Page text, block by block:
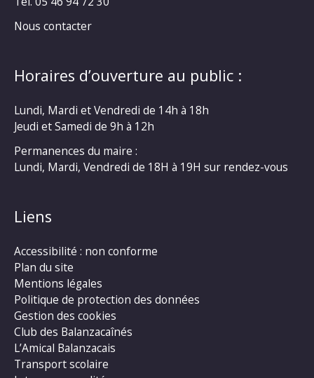
Nous contacter
Horaires d’ouverture au public :
Lundi, Mardi et Vendredi de 14h à 18h
Jeudi et Samedi de 9h à 12h
Permanences du maire :
Lundi, Mardi, Vendredi de 18H à 19H sur rendez-vous
Liens
Accessibilité : non conforme
Plan du site
Mentions légales
Politique de protection des données
Gestion des cookies
Club des Balanzacaînés
L’Amical Balanzacais
Transport scolaire